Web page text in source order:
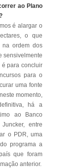
ao Plano
é alargar o
o que
na ordem dos
sensivelmente
para concluir
para o
uma fonte
momento,
há a
ao Banco
entre
o PDR, uma
programa a
que foram
anterior.